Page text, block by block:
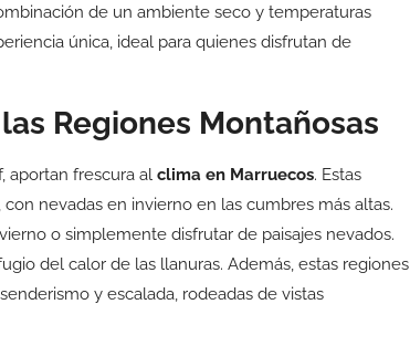
de un ambiente seco y temperaturas
única, ideal para quienes disfrutan de
Regiones Montañosas
aportan frescura al clima en Marruecos. Estas
nevadas en invierno en las cumbres más altas.
o simplemente disfrutar de paisajes nevados.
del calor de las llanuras. Además, estas regiones
y escalada, rodeadas de vistas